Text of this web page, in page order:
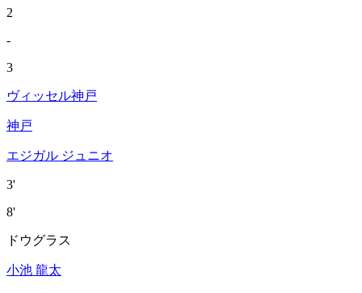
2
-
3
ヴィッセル神戸
神戸
エジガル ジュニオ
3'
8'
ドウグラス
小池 龍太